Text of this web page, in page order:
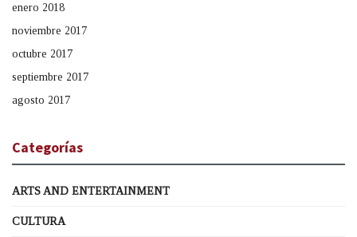
enero 2018
noviembre 2017
octubre 2017
septiembre 2017
agosto 2017
Categorías
ARTS AND ENTERTAINMENT
CULTURA